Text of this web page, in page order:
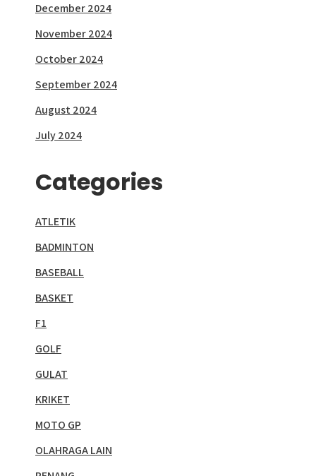
December 2024
November 2024
October 2024
September 2024
August 2024
July 2024
Categories
ATLETIK
BADMINTON
BASEBALL
BASKET
F1
GOLF
GULAT
KRIKET
MOTO GP
OLAHRAGA LAIN